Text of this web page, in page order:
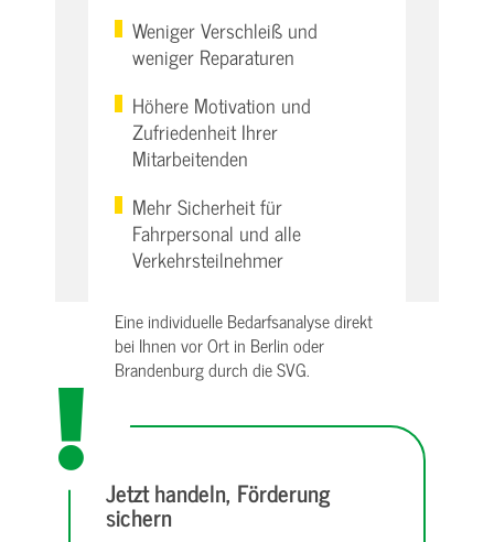
Weniger Verschleiß und
weniger Reparaturen
Höhere Motivation und
Zufriedenheit Ihrer
Mitarbeitenden
Mehr Sicherheit für
Fahrpersonal und alle
Verkehrsteilnehmer
Eine individuelle Bedarfsanalyse direkt
bei Ihnen vor Ort in Berlin oder
Brandenburg durch die SVG.
Jetzt handeln, Förderung
sichern